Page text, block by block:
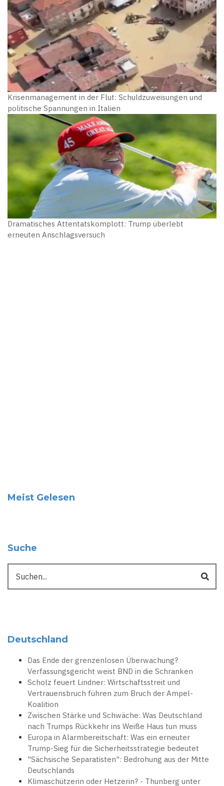
Krisenmanagement in der Flut: Schuldzuweisungen und
politische Spannungen in Italien
Dramatisches Attentatskomplott: Trump überlebt
erneuten Anschlagsversuch
Meist Gelesen
Suche
Deutschland
Das Ende der grenzenlosen Überwachung?
Verfassungsgericht weist BND in die Schranken
Scholz feuert Lindner: Wirtschaftsstreit und
Vertrauensbruch führen zum Bruch der Ampel-
Koalition
Zwischen Stärke und Schwäche: Was Deutschland
nach Trumps Rückkehr ins Weiße Haus tun muss
Europa in Alarmbereitschaft: Was ein erneuter
Trump-Sieg für die Sicherheitsstrategie bedeutet
"Sächsische Separatisten": Bedrohung aus der Mitte
Deutschlands
Klimaschützerin oder Hetzerin? - Thunberg unter